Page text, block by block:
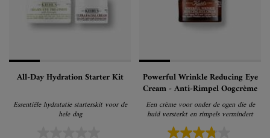
All-Day Hydration Starter Kit
Essentiële hydratatie starterskit voor de
hele dag
Powerful Wrinkle Reducing Eye
Cream - Anti-Rimpel Oogcrème
Een crème voor onder de ogen die de
huid versterkt en rimpels vermindert